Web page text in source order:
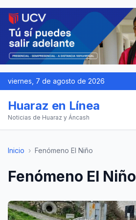
viernes, 7 de agosto de 2026
Huaraz en Línea
Noticias de Huaraz y Áncash
Inicio › Fenómeno El Niño
Fenómeno El Niño